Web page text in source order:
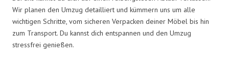
Wir planen den Umzug detailliert und kümmern uns um alle
wichtigen Schritte, vom sicheren Verpacken deiner Möbel bis hin
zum Transport. Du kannst dich entspannen und den Umzug
stressfrei genießen.